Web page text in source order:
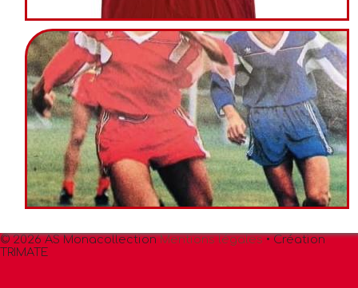
© 2026 AS MonacollectionMentions légales• Création
TRIMATE